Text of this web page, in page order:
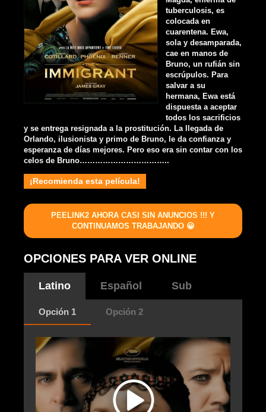
tuberculosis, es
colocada en
cuarentena. Ewa,
sola y desamparada,
cae en manos de
Bruno, un rufián sin
escrúpulos. Para
salvar a su
hermana, Ewa está
dispuesta a aceptar
todos los sacrificios
y se entrega resignada a la prostitución. La llegada de
Orlando, ilusionista y primo de Bruno, le da confianza y
esperanza de días mejores. Pero eso era sin contar con los
celos de Bruno……………………………..
¡Recomienda esta película!
PEELINK2 AHORA CASI SIN ANUNCIOS !!! Y
CONTINUAMOS TRABAJANDO 😀
OPCIONES PARA VER ONLINE
Latino Español Sub
Opción 1 Opción 2